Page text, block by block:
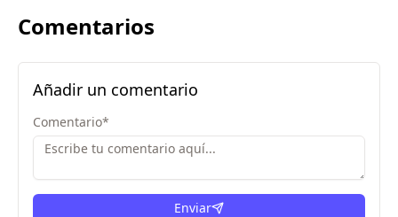
Comentarios
Añadir un comentario
Comentario*
Enviar